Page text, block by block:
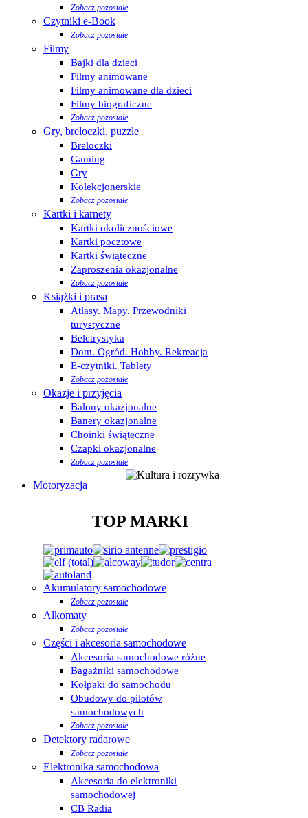
Zobacz pozostałe
Czytniki e-Book
Zobacz pozostałe
Filmy
Bajki dla dzieci
Filmy animowane
Filmy animowane dla dzieci
Filmy biograficzne
Zobacz pozostałe
Gry, breloczki, puzzle
Breloczki
Gaming
Gry
Kolekcjonerskie
Zobacz pozostałe
Kartki i karnety
Kartki okolicznościowe
Kartki pocztowe
Kartki świąteczne
Zaproszenia okazjonalne
Zobacz pozostałe
Książki i prasa
Atlasy. Mapy. Przewodniki
turystyczne
Beletrystyka
Dom. Ogród. Hobby. Rekreacja
E-czytniki. Tablety
Zobacz pozostałe
Okazje i przyjęcia
Balony okazjonalne
Banery okazjonalne
Choinki świąteczne
Czapki okazjonalne
Zobacz pozostałe
Motoryzacja
TOP MARKI
Akumulatory samochodowe
Zobacz pozostałe
Alkomaty
Zobacz pozostałe
Części i akcesoria samochodowe
Akcesoria samochodowe różne
Bagażniki samochodowe
Kołpaki do samochodu
Obudowy do pilotów
samochodowych
Zobacz pozostałe
Detektory radarowe
Zobacz pozostałe
Elektronika samochodowa
Akcesoria do elektroniki
samochodowej
CB Radia